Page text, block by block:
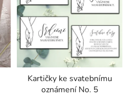
Kartičky ke svatebnímu
oznámení No. 5